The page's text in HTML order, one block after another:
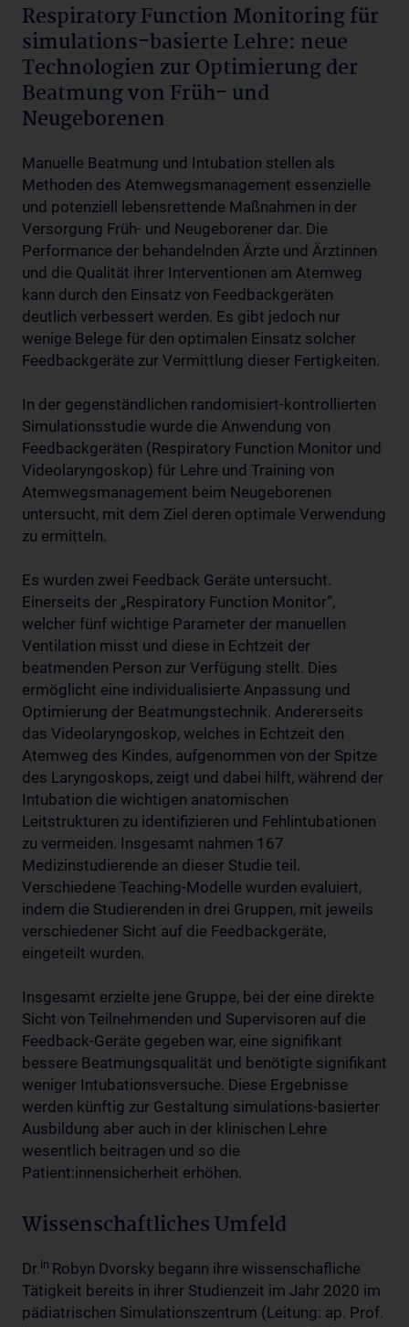
Respiratory Function Monitoring für
simulations-basierte Lehre: neue
Technologien zur Optimierung der
Beatmung von Früh- und
Neugeborenen
Manuelle Beatmung und Intubation stellen als
Methoden des Atemwegsmanagement essenzielle
und potenziell lebensrettende Maßnahmen in der
Versorgung Früh- und Neugeborener dar. Die
Performance der behandelnden Ärzte und Ärztinnen
und die Qualität ihrer Interventionen am Atemweg
kann durch den Einsatz von Feedbackgeräten
deutlich verbessert werden. Es gibt jedoch nur
wenige Belege für den optimalen Einsatz solcher
Feedbackgeräte zur Vermittlung dieser Fertigkeiten.
In der gegenständlichen randomisiert-kontrollierten
Simulationsstudie wurde die Anwendung von
Feedbackgeräten (Respiratory Function Monitor und
Videolaryngoskop) für Lehre und Training von
Atemwegsmanagement beim Neugeborenen
untersucht, mit dem Ziel deren optimale Verwendung
zu ermitteln.
Es wurden zwei Feedback Geräte untersucht.
Einerseits der „Respiratory Function Monitor“,
welcher fünf wichtige Parameter der manuellen
Ventilation misst und diese in Echtzeit der
beatmenden Person zur Verfügung stellt. Dies
ermöglicht eine individualisierte Anpassung und
Optimierung der Beatmungstechnik. Andererseits
das Videolaryngoskop, welches in Echtzeit den
Atemweg des Kindes, aufgenommen von der Spitze
des Laryngoskops, zeigt und dabei hilft, während der
Intubation die wichtigen anatomischen
Leitstrukturen zu identifizieren und Fehlintubationen
zu vermeiden. Insgesamt nahmen 167
Medizinstudierende an dieser Studie teil.
Verschiedene Teaching-Modelle wurden evaluiert,
indem die Studierenden in drei Gruppen, mit jeweils
verschiedener Sicht auf die Feedbackgeräte,
eingeteilt wurden.
Insgesamt erzielte jene Gruppe, bei der eine direkte
Sicht von Teilnehmenden und Supervisoren auf die
Feedback-Geräte gegeben war, eine signifikant
bessere Beatmungsqualität und benötigte signifikant
weniger Intubationsversuche. Diese Ergebnisse
werden künftig zur Gestaltung simulations-basierter
Ausbildung aber auch in der klinischen Lehre
wesentlich beitragen und so die
Patient:innensicherheit erhöhen.
Wissenschaftliches Umfeld
Dr.in Robyn Dvorsky begann ihre wissenschafliche
Tätigkeit bereits in ihrer Studienzeit im Jahr 2020 im
pädiatrischen Simulationszentrum (Leitung: ap. Prof.